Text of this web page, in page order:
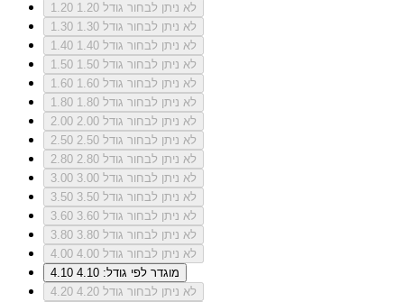
1.20
לא ניתן לבחור גודל 1.20
1.30
לא ניתן לבחור גודל 1.30
1.40
לא ניתן לבחור גודל 1.40
1.50
לא ניתן לבחור גודל 1.50
1.60
לא ניתן לבחור גודל 1.60
1.80
לא ניתן לבחור גודל 1.80
2.00
לא ניתן לבחור גודל 2.00
2.50
לא ניתן לבחור גודל 2.50
2.80
לא ניתן לבחור גודל 2.80
3.00
לא ניתן לבחור גודל 3.00
3.50
לא ניתן לבחור גודל 3.50
3.60
לא ניתן לבחור גודל 3.60
3.80
לא ניתן לבחור גודל 3.80
4.00
לא ניתן לבחור גודל 4.00
4.10
מוגדר לפי גודל: 4.10
4.20
לא ניתן לבחור גודל 4.20